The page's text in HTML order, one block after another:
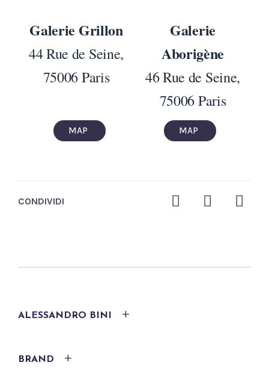
Galerie Grillon
44 Rue de Seine,
75006 Paris
Galerie
Aborigène
46 Rue de Seine,
75006 Paris
MAP MAP
CONDIVIDI
ALESSANDRO BINI
BRAND